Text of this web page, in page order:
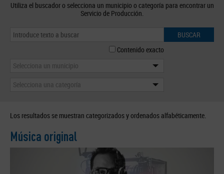
Utiliza el buscador o selecciona un municipio o categoría para encontrar un
Servicio de Producción.
BUSCAR
Contenido exacto
Selecciona un municipio
Selecciona una categoría
Los resultados se muestran categorizados y ordenados alfabéticamente.
Música original